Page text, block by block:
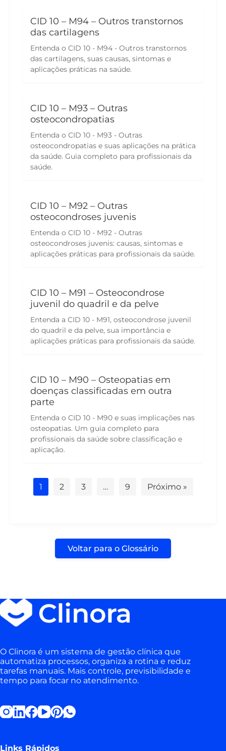
CID 10 – M94 – Outros transtornos
das cartilagens
Entenda o CID 10 - M94 - Outros transtornos
das cartilagens, suas causas, sintomas e
aplicações práticas na saúde.
CID 10 – M93 – Outras
osteocondropatias
Entenda o CID 10 - M93 - Outras
osteocondropatias e suas aplicações na prática
da saúde. Guia completo para profissionais da
saúde.
CID 10 – M92 – Outras
osteocondroses juvenis
Entenda o CID 10 - M92 - Outras
osteocondroses juvenis: causas, sintomas e
aplicações práticas para profissionais da saúde.
CID 10 – M91 – Osteocondrose
juvenil do quadril e da pelve
Entenda a CID 10 - M91, osteocondrose juvenil
do quadril e da pelve, sua importância e
aplicações práticas para profissionais da saúde.
CID 10 – M90 – Osteopatias em
doenças classificadas em outra
parte
Entenda o CID 10 - M90 e suas implicações nas
osteopatias. Um guia completo para
profissionais da saúde sobre classificação e
aplicação.
1 2 3 … 9 Próximo »
Voltar para o Glossário
O Clinora é um sistema de gestão clínica que
automatiza processos, organiza a rotina e reduz
tarefas manuais. Mais controle, previsibilidade e
tempo para focar no atendimento.
Links Rápidos